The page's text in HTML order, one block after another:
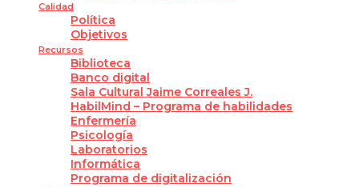
Calidad
Política
Objetivos
Recursos
Biblioteca
Banco digital
Sala Cultural Jaime Correales J.
HabilMind – Programa de habilidades
Enfermería
Psicología
Laboratorios
Informática
Programa de digitalización